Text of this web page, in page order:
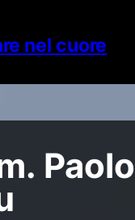
nel cuore
Paolo